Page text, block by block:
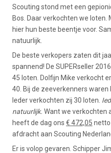
Scouting stond met een
Bos. Daar verkochten we
hier hun beste beentje voor.
natuurlijk.
De beste verkopers zaten dit
spannend! De SUPERseller
45 loten. Dolfijn Mike verkocht
40. Bij de zeeverkenners waren
Ieder verkochten zij 30 loten.
natuurlijk. Want we verkochten
heeft de dag ons € 472,05 netto
afdracht aan Scouting
Er is volop gevaren. Schipper